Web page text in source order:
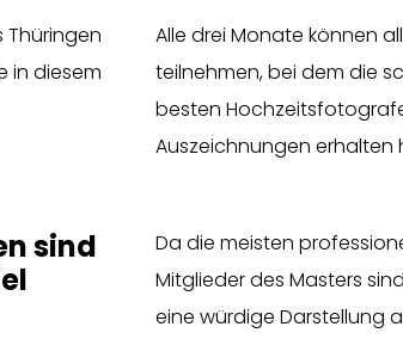
in diesem
sind
Alle drei Monate können
teilnehmen, bei dem die
besten
Auszeichnungen erhalten
Da die meisten
Mitglieder des Masters
eine würdige Darstellung